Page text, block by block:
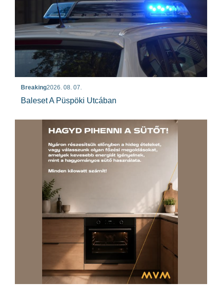
Breaking2026. 08. 07.
Baleset A Püspöki Utcában